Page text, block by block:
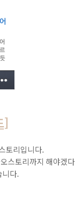
]
토리입니다.
스토리까지 해야겠다
니다.